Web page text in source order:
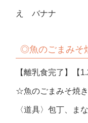
え バナナ
◎魚のごまみそ
【離乳食完了】【
☆魚のごまみそ焼
〈道具〉包丁、ま